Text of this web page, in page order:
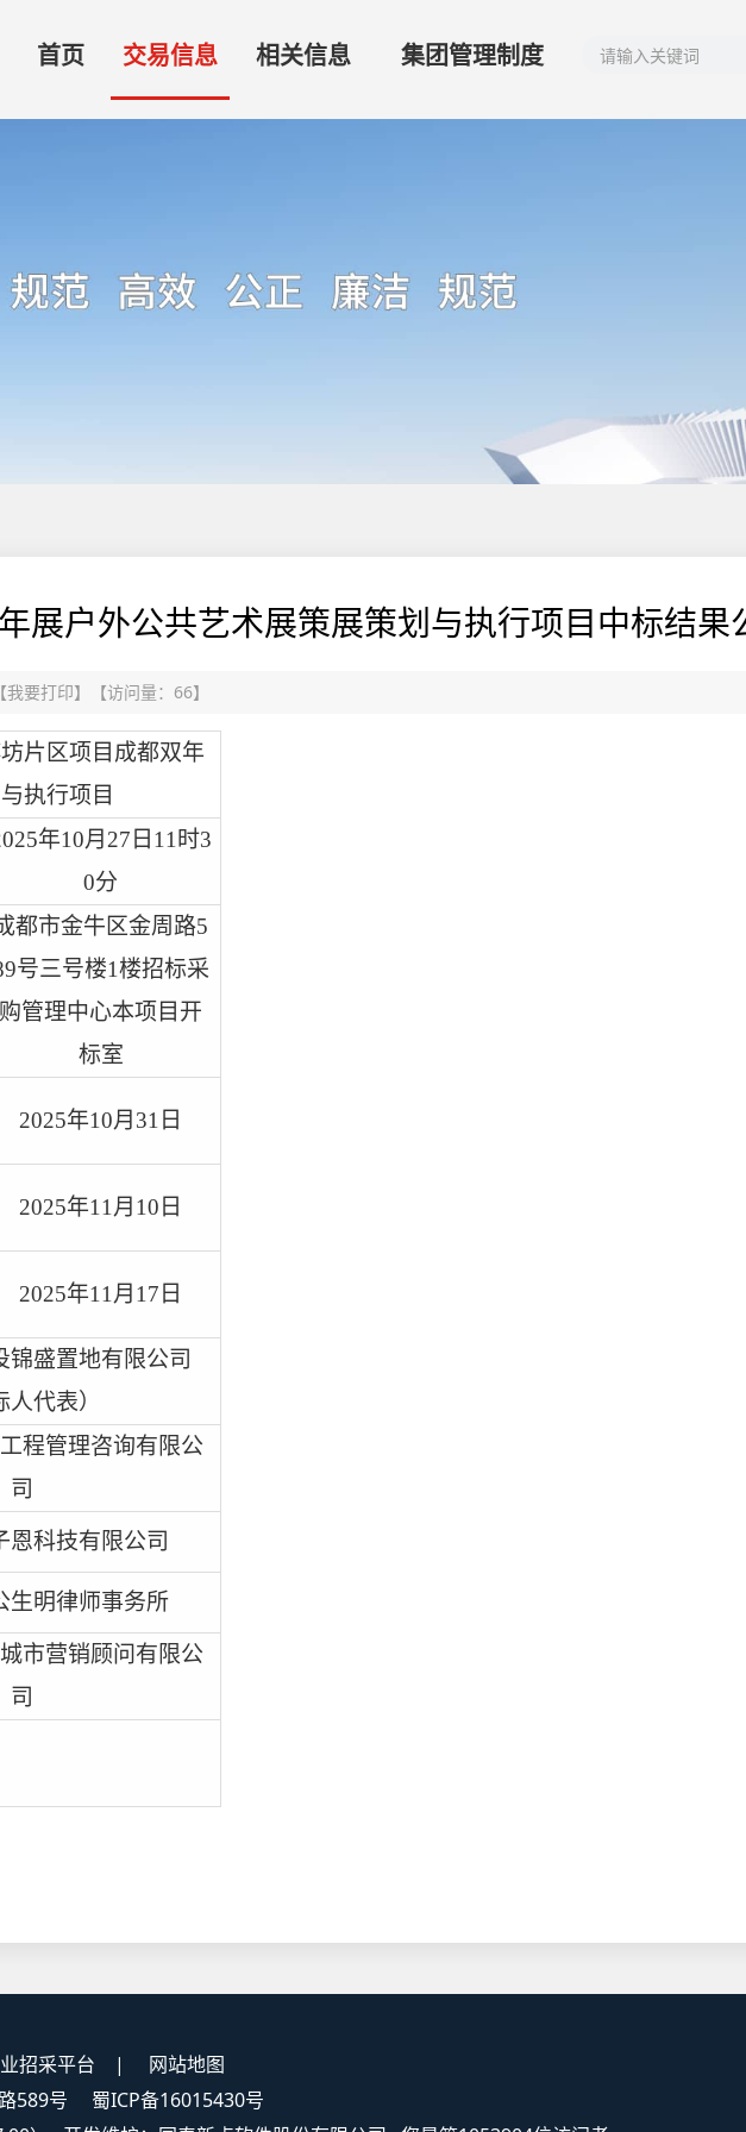
首页 交易信息 相关信息 集团管理制度
展户外公共艺术展策展策划与执行项目中标结果
【我要打印】 【访问量： 66】
片区项目成都双年
执行项目
年10月 27 日 11时3
0分
都市金牛区金周路5
号三号楼1楼招标采
购管理中心本项目开
标室
2025年10月 31 日
2025年11月 10 日
2025年11月 17 日
锦盛置地有限公司
人代表）
程管理咨询有限公
司
恩科技有限公司
生明律师事务所
市营销顾问有限公
司
业招采平台 | 网站地图
路589号 蜀ICP备16015430号